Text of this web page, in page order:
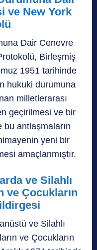
ve New York
Dair Cenevre
Birleşmiş
1951 tarihinde
hukuki durumuna
milletlerarası
geçirilmesi ve bir
antlaşmaların
yeni bir
amaçlanmıştır.
ve Silahlı
ve Çocukların
ve Silahlı
ve Çocukların